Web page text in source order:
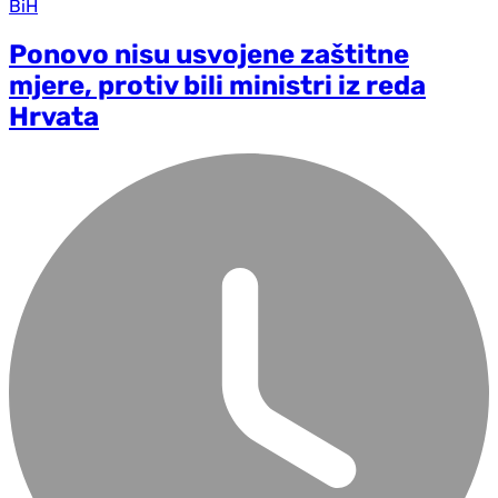
BiH
Ponovo nisu usvojene zaštitne
mjere, protiv bili ministri iz reda
Hrvata